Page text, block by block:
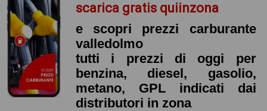
scarica gratis quiinzona
e scopri prezzi carburante
valledolmo
tutti i prezzi di oggi per
benzina, diesel, gasolio,
metano, GPL indicati dai
distributori in zona